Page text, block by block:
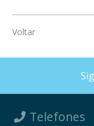
Voltar
Telefones